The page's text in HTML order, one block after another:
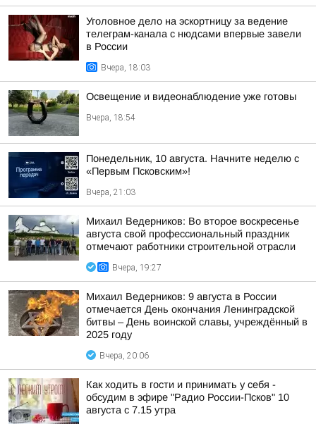
Уголовное дело на эскортницу за ведение
телеграм-канала с нюдсами впервые завели
в России
Вчера, 18:03
Освещение и видеонаблюдение уже готовы
Вчера, 18:54
Понедельник, 10 августа. Начните неделю с
«Первым Псковским»!
Вчера, 21:03
Михаил Ведерников: Во второе воскресенье
августа свой профессиональный праздник
отмечают работники строительной отрасли
Вчера, 19:27
Михаил Ведерников: 9 августа в России
отмечается День окончания Ленинградской
битвы – День воинской славы, учреждённый в
2025 году
Вчера, 20:06
Как ходить в гости и принимать у себя -
обсудим в эфире "Радио России-Псков" 10
августа с 7.15 утра